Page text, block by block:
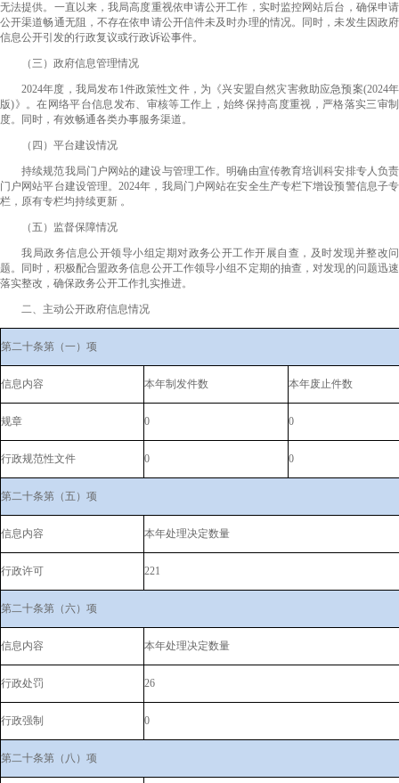
无法提供。一直以来，我局高度重视依申请公开工作，实时监控网站后台，确保申请
公开渠道畅通无阻，不存在依申请公开信件未及时办理的情况。同时，未发生因政府
信息公开引发的行政复议或行政诉讼事件。
（三 ） 政府信息管理情况
2024年度，我局发布1件政策性文件，为《兴安盟自然灾害救助应急预案(2024年
版)》。在网络平台信息发布、审核等工作上，始终保持高度重视，严格落实三审制
度。同时，有效畅通各类办事服务渠道。
（ 四 ） 平台建设情况
持续规范我局门户网站的建设与管理工作。明确由宣传教育培训科安排专人负责
门户网站平台建设管理。2024年，我局门户网站在安全生产专栏下增设预警信息子专
栏，原有专栏均持续更新 。
（五 ） 监督保障情况
我局政务信息公开领导小组定期对政务公开工作开展自查，及时发现并整改问
题。同时，积极配合盟政务信息公开工作领导小组不定期的抽查，对发现的问题迅速
落实整改，确保政务公开工作扎实推进。
二、主动公开政府信息情况
第二十条第（一）项
信息内容 本年制发件数 本年废止件数
规章 0 0
行政规范性文件 0 0
第二十条第（五）项
信息内容 本年处理决定数量
行政许可 221
第二十条第（六）项
信息内容 本年处理决定数量
行政处罚 26
行政强制 0
第二十条第（八）项